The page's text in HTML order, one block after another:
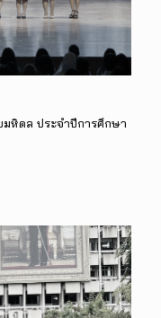
มหิดล ประจำปีการศึกษา